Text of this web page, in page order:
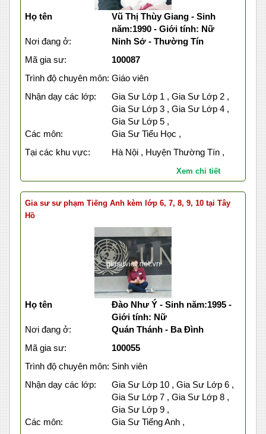
Họ tên
Vũ Thị Thùy Giang - Sinh
năm:1990 - Giới tính: Nữ
Nơi đang ở:
Ninh Sở - Thường Tín
Mã gia sư:
100087
Trình độ chuyên môn: Giáo viên
Nhận dạy các lớp:
Gia Sư Lớp 1 , Gia Sư Lớp 2 ,
Gia Sư Lớp 3 , Gia Sư Lớp 4 ,
Gia Sư Lớp 5 ,
Các môn:
Gia Sư Tiểu Học ,
Tại các khu vực:
Hà Nội , Huyện Thường Tín ,
Xem chi tiết
Gia sư sư phạm Tiếng Anh kèm lớp 6, 7, 8, 9, 10 tại Tây
Hồ
Họ tên
Đào Như Ý - Sinh năm:1995 -
Giới tính: Nữ
Nơi đang ở:
Quán Thánh - Ba Đình
Mã gia sư:
100055
Trình độ chuyên môn: Sinh viên
Nhận dạy các lớp:
Gia Sư Lớp 10 , Gia Sư Lớp 6 ,
Gia Sư Lớp 7 , Gia Sư Lớp 8 ,
Gia Sư Lớp 9 ,
Các môn:
Gia Sư Tiếng Anh ,